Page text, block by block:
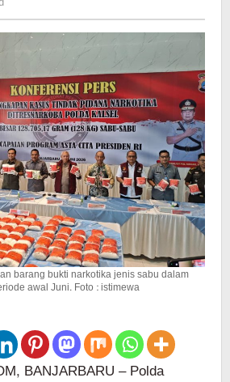
Polda
Kalsel
Amankan
Lima
Tersangka
Periode
Awal
Juni
barang bukti narkotika jenis sabu dalam
awal Juni. Foto : istimewa
BANJARBARU – Polda